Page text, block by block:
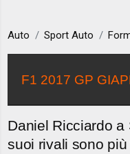
Auto Sport Auto
F1 2017 GP
Daniel Ricciardo a
suoi rivali sono